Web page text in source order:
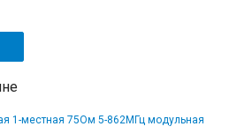
1-местная 75Ом 5-862МГц модульная